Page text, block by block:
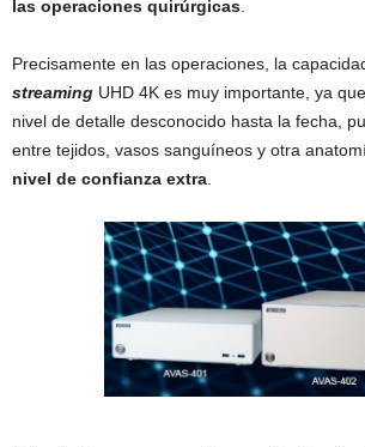
las operaciones quirúrgicas
Precisamente en las operaciones, la
streaming UHD 4K es muy importante, ya
nivel de detalle desconocido hasta la fecha,
entre tejidos, vasos sanguíneos y otra
nivel de confianza extra